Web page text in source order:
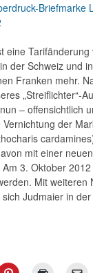
eine
der Schweiz und
Franken mehr.
„Streiflichter“-
– offensichtlich
der
mit einer
Am 3. Oktober
Mit weiteren
Judmaier in